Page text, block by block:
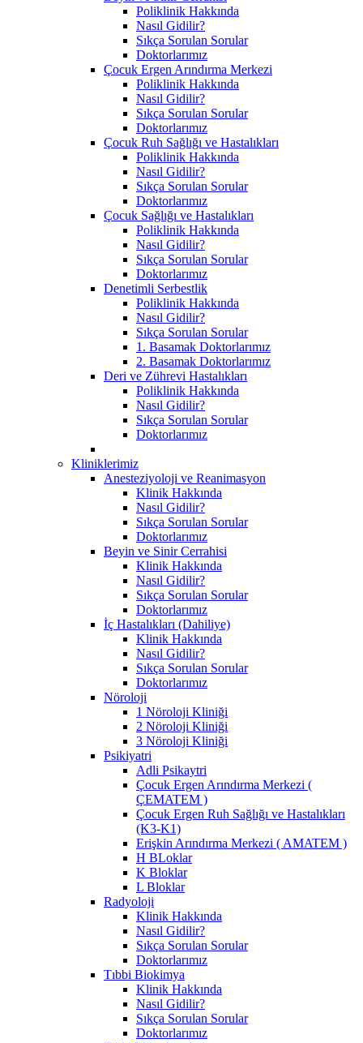
Poliklinik Hakkında
Nasıl Gidilir?
Sıkça Sorulan Sorular
Doktorlarımız
Çocuk Ergen Arındırma Merkezi
Poliklinik Hakkında
Nasıl Gidilir?
Sıkça Sorulan Sorular
Doktorlarımız
Çocuk Ruh Sağlığı ve Hastalıkları
Poliklinik Hakkında
Nasıl Gidilir?
Sıkça Sorulan Sorular
Doktorlarımız
Çocuk Sağlığı ve Hastalıkları
Poliklinik Hakkında
Nasıl Gidilir?
Sıkça Sorulan Sorular
Doktorlarımız
Denetimli Serbestlik
Poliklinik Hakkında
Nasıl Gidilir?
Sıkça Sorulan Sorular
1. Basamak Doktorlarımız
2. Basamak Doktorlarımız
Deri ve Zührevi Hastalıkları
Poliklinik Hakkında
Nasıl Gidilir?
Sıkça Sorulan Sorular
Doktorlarımız
Kliniklerimiz
Anesteziyoloji ve Reanimasyon
Klinik Hakkında
Nasıl Gidilir?
Sıkça Sorulan Sorular
Doktorlarımız
Beyin ve Sinir Cerrahisi
Klinik Hakkında
Nasıl Gidilir?
Sıkça Sorulan Sorular
Doktorlarımız
İç Hastalıkları (Dahiliye)
Klinik Hakkında
Nasıl Gidilir?
Sıkça Sorulan Sorular
Doktorlarımız
Nöroloji
1 Nöroloji Kliniği
2 Nöroloji Kliniği
3 Nöroloji Kliniği
Psikiyatri
Adli Psikaytri
Çocuk Ergen Arındırma Merkezi (
ÇEMATEM )
Çocuk Ergen Ruh Sağlığı ve Hastalıkları
(K3-K1)
Erişkin Arındırma Merkezi ( AMATEM )
H BLoklar
K Bloklar
L Bloklar
Radyoloji
Klinik Hakkında
Nasıl Gidilir?
Sıkça Sorulan Sorular
Doktorlarımız
Tıbbi Biokimya
Klinik Hakkında
Nasıl Gidilir?
Sıkça Sorulan Sorular
Doktorlarımız